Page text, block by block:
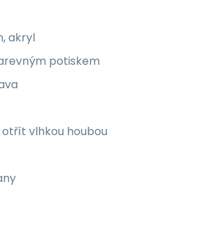
akryl
potiskem
otřít vlhkou houbou